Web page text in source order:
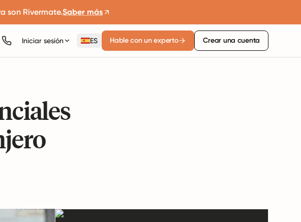
son Rivermate.Saber más
Iniciar sesión ES Hable con un experto Crear una cuenta